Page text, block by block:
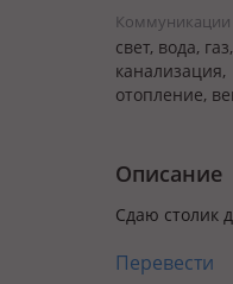
Коммуникации
свет, вода, газ,
канализация,
отопление,
Описание
Сдаю столик
Перевести